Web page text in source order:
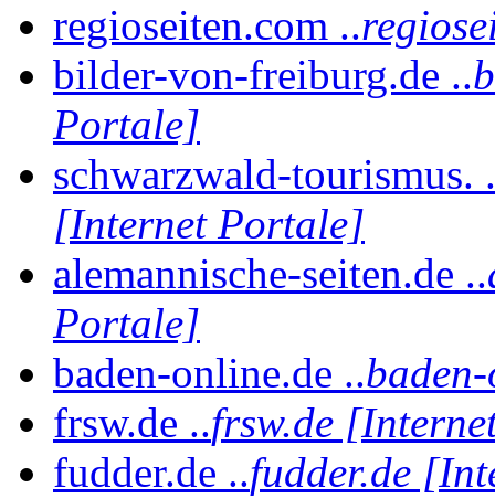
regioseiten.com ..
bilder-von-freiburg.de ..
Portale]
schwarzwald-tourismus.
[Internet Portale]
alemannische-seiten.de ..
Portale]
baden-online.de ..
frsw.de ..frsw.de
fudder.de ..fudder.de